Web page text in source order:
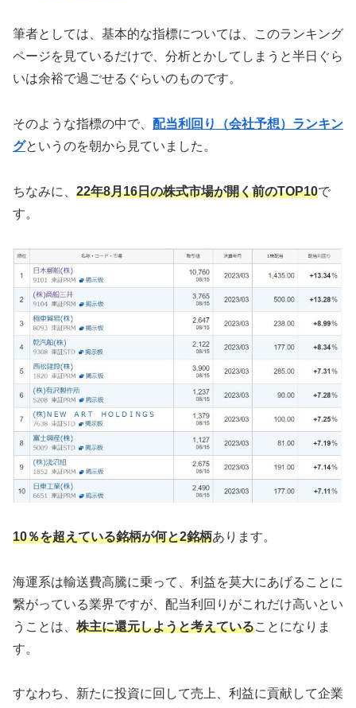
筆者としては、基本的な指標については、このランキング
ページを見ているだけで、分析とかしてしまうと半日ぐら
いは余裕で過ごせるぐらいのものです。
そのような指標の中で、 配当利回り（会社予想）ランキン
グというのを朝から見ていました。
ちなみに、 22年8月16日の株式市場が開く前のTOP10で
す。
10％を超えている銘柄が何と2銘柄あります。
海運系は輸送費高騰に乗って、利益を莫大にあげることに
繋がっている業界ですが、配当利回りがこれだけ高いとい
うことは、 株主に還元しようと考えていることになりま
す。
すなわち、新たに投資に回して売上、利益に貢献して企業